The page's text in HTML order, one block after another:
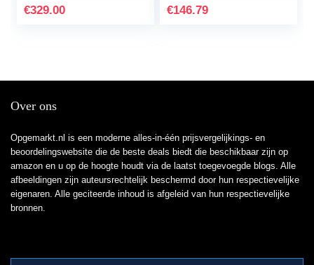
Chrome OS) –
€329.00
HDMI 2.0 en VGA-
€146.79
Over ons
Opgemarkt.nl is een moderne alles-in-één prijsvergelijkings- en
beoordelingswebsite die de beste deals biedt die beschikbaar zijn op
amazon en u op de hoogte houdt via de laatst toegevoegde blogs. Alle
afbeeldingen zijn auteursrechtelijk beschermd door hun respectievelijke
eigenaren. Alle geciteerde inhoud is afgeleid van hun respectievelijke
bronnen.